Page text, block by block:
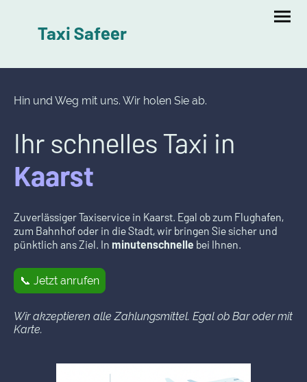
Taxi Safeer
Hin und Weg mit uns. Wir holen Sie ab.
Ihr schnelles Taxi in
Kaarst
Zuverlässiger Taxiservice in Kaarst. Egal ob zum Flughafen,
zum Bahnhof oder in die Stadt, wir bringen Sie sicher und
pünktlich ans Ziel. In minutenschnelle bei Ihnen.
📞 Jetzt anrufen
Wir akzeptieren alle Zahlungsmittel. Egal ob Bar oder mit
Karte.